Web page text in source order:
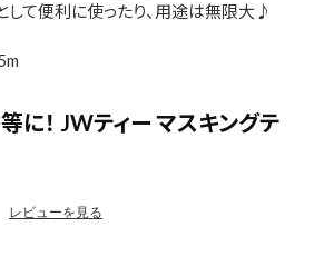
して便利に使ったり、用途は無限大♪
に！ JWティー マスキングテ
レビューを見る